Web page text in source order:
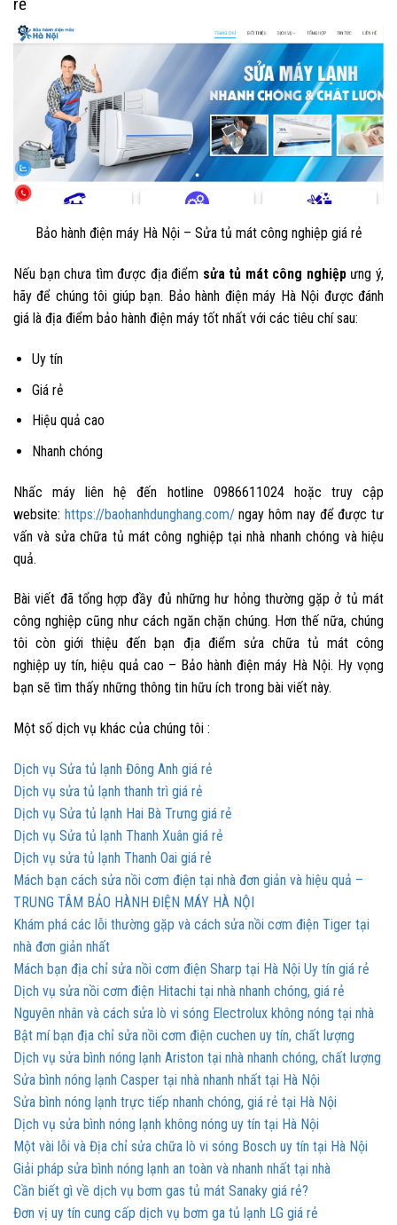
Bảo hành điện máy Hà Nội – Sửa tủ mát công nghiệp giá rẻ
Nếu bạn chưa tìm được địa điểm sửa tủ mát công nghiệpưng ý,
hãy để chúng tôi giúp bạn. Bảo hành điện máy Hà Nội được đánh
giá là địa điểm bảo hành điện máy tốt nhất với các tiêu chí sau:
Uy tín
Giá rẻ
Hiệu quả cao
Nhanh chóng
Nhấc máy liên hệ đến hotline 0986611024 hoặc truy cập
website: https://baohanhdunghang.com/ngay hôm nay để được tư
vấn và sửa chữa tủ mát công nghiệp tại nhà nhanh chóng và hiệu
quả.
Bài viết đã tổng hợp đầy đủ những hư hỏng thường gặp ở tủ mát
công nghiệp cũng như cách ngăn chặn chúng. Hơn thế nữa, chúng
tôi còn giới thiệu đến bạn địa điểm sửa chữa tủ mát công
nghiệp uy tín, hiệu quả cao – Bảo hành điện máy Hà Nội. Hy vọng
bạn sẽ tìm thấy những thông tin hữu ích trong bài viết này.
Một số dịch vụ khác của chúng tôi :
Dịch vụ Sửa tủ lạnh Đông Anh giá rẻ
Dịch vụ sửa tủ lạnh thanh trì giá rẻ
Dịch vụ Sửa tủ lạnh Hai Bà Trưng giá rẻ
Dịch vụ Sửa tủ lạnh Thanh Xuân giá rẻ
Dịch vụ sửa tủ lạnh Thanh Oai giá rẻ
Mách bạn cách sửa nồi cơm điện tại nhà đơn giản và hiệu quả –
TRUNG TÂM BẢO HÀNH ĐIỆN MÁY HÀ NỘI
Khám phá các lỗi thường gặp và cách sửa nồi cơm điện Tiger tại
nhà đơn giản nhất
Mách bạn địa chỉ sửa nồi cơm điện Sharp tại Hà Nội Uy tín giá rẻ
Dịch vụ sửa nồi cơm điện Hitachi tại nhà nhanh chóng, giá rẻ
Nguyên nhân và cách sửa lò vi sóng Electrolux không nóng tại nhà
Bật mí bạn địa chỉ sửa nồi cơm điện cuchen uy tín, chất lượng
Dịch vụ sửa bình nóng lạnh Ariston tại nhà nhanh chóng, chất lượng
Sửa bình nóng lạnh Casper tại nhà nhanh nhất tại Hà Nội
Sửa bình nóng lạnh trực tiếp nhanh chóng, giá rẻ tại Hà Nội
Dịch vụ sửa bình nóng lạnh không nóng uy tín tại Hà Nội
Một vài lỗi và Địa chỉ sửa chữa lò vi sóng Bosch uy tín tại Hà Nội
Giải pháp sửa bình nóng lạnh an toàn và nhanh nhất tại nhà
Cần biết gì về dịch vụ bơm gas tủ mát Sanaky giá rẻ?
Đơn vị uy tín cung cấp dịch vụ bơm ga tủ lạnh LG giá rẻ